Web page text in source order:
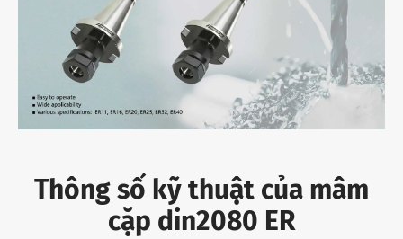
Thông số kỹ thuật của mâm
cặp din2080 ER